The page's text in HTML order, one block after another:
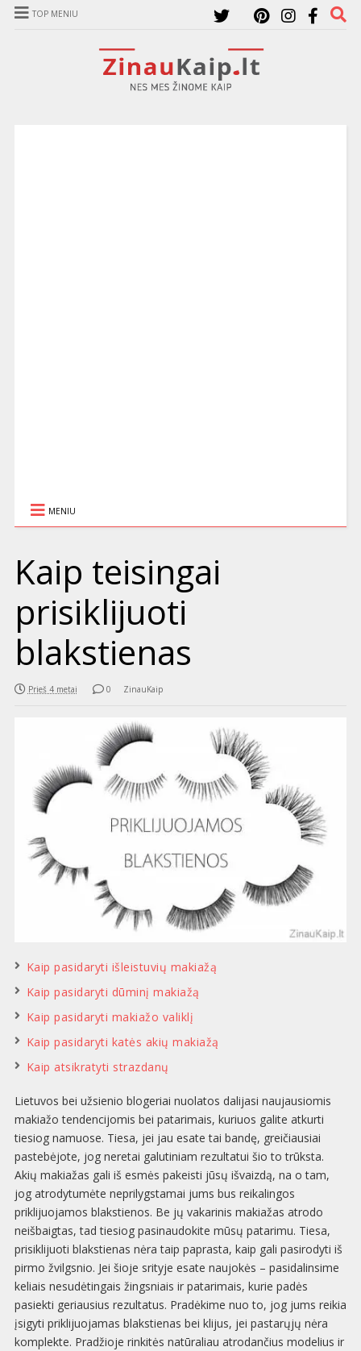
TOP MENIU
MENIU
Kaip teisingai
prisiklijuoti
blakstienas
Prieš 4 metai 0 ZinauKaip
Kaip pasidaryti išleistuvių makiažą
Kaip pasidaryti dūminį makiažą
Kaip pasidaryti makiažo valiklį
Kaip pasidaryti katės akių makiažą
Kaip atsikratyti strazdanų
Lietuvos bei užsienio blogeriai nuolatos dalijasi naujausiomis
makiažo tendencijomis bei patarimais, kuriuos galite atkurti
tiesiog namuose. Tiesa, jei jau esate tai bandę, greičiausiai
pastebėjote, jog neretai galutiniam rezultatui šio to trūksta.
Akių makiažas gali iš esmės pakeisti jūsų išvaizdą, na o tam,
jog atrodytumėte neprilygstamai jums bus reikalingos
priklijuojamos blakstienos. Be jų vakarinis makiažas atrodo
neišbaigtas, tad tiesiog pasinaudokite mūsų patarimu. Tiesa,
prisiklijuoti blakstienas nėra taip paprasta, kaip gali pasirodyti iš
pirmo žvilgsnio. Jei šioje srityje esate naujokės – pasidalinsime
keliais nesudėtingais žingsniais ir patarimais, kurie padės
pasiekti geriausius rezultatus. Pradėkime nuo to, jog jums reikia
įsigyti priklijuojamas blakstienas bei klijus, jei pastarųjų nėra
komplekte. Pradžioje rinkitės natūraliau atrodančius modelius ir